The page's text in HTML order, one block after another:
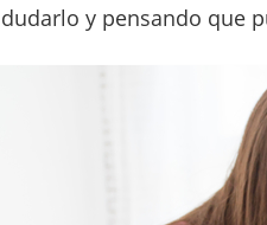
dudarlo y pensando que